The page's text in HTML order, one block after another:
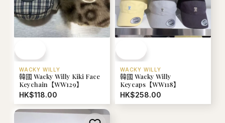
WACKY WILLY
韓國 Wacky Willy Kiki Face
Keychain【WW129】
HK$118.00
WACKY WILLY
韓國 Wacky Willy
Keycaps【WW118】
HK$258.00